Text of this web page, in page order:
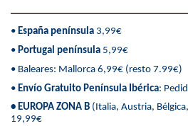
• España península 3,99€
• Portugal península 5,99€
• Baleares: Mallorca 6,99€ (resto 7.99€)
• Envío Gratuito Península Ibérica:
• EUROPA ZONA B (Italia, Austria,
19,99€